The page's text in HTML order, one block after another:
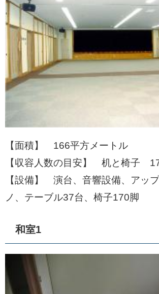
【面積】 166平方メートル
【収容人数の目安】 机と椅子
【設備】 演台、音響設備、アッ
ノ、テーブル37台、椅子170脚
和室1